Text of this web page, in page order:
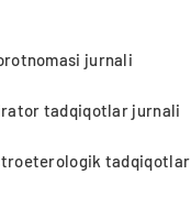
jurnali
tadqiqotlar jurnali
tadqiqotlar